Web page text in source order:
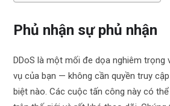
Phủ nhận sự phủ nhận
DDoS là một mối đe dọa nghiêm trọng
vụ của bạn — không cần quyền truy
biệt nào. Các cuộc tấn công này có